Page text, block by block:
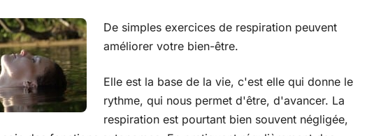
De simples exercices de respiration peuvent
améliorer votre bien-être.
Elle est la base de la vie, c'est elle qui donne le
rythme, qui nous permet d'être, d'avancer. La
respiration est pourtant bien souvent négligée,